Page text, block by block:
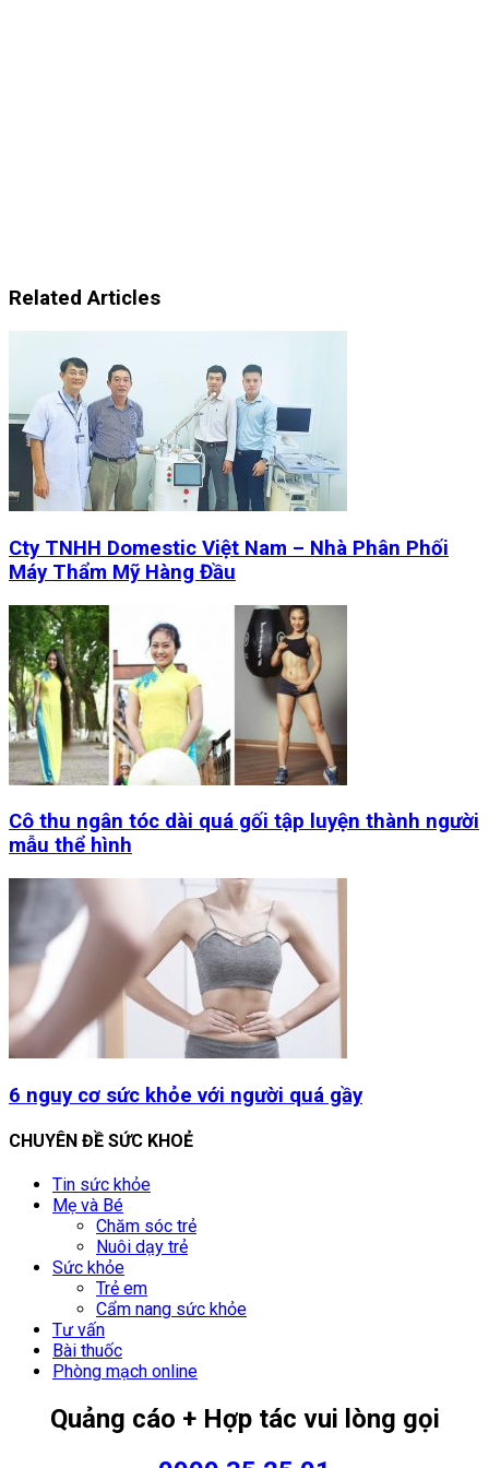
Related Articles
Cty TNHH Domestic Việt Nam – Nhà Phân Phối
Máy Thẩm Mỹ Hàng Đầu
Cô thu ngân tóc dài quá gối tập luyện thành người
mẫu thể hình
6 nguy cơ sức khỏe với người quá gầy
CHUYÊN ĐỀ SỨC KHOẺ
Tin sức khỏe
Mẹ và Bé
Chăm sóc trẻ
Nuôi dạy trẻ
Sức khỏe
Trẻ em
Cẩm nang sức khỏe
Tư vấn
Bài thuốc
Phòng mạch online
Quảng cáo + Hợp tác vui lòng gọi